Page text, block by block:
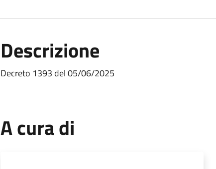
Descrizione
Decreto 1393 del 05/06/2025
A cura di